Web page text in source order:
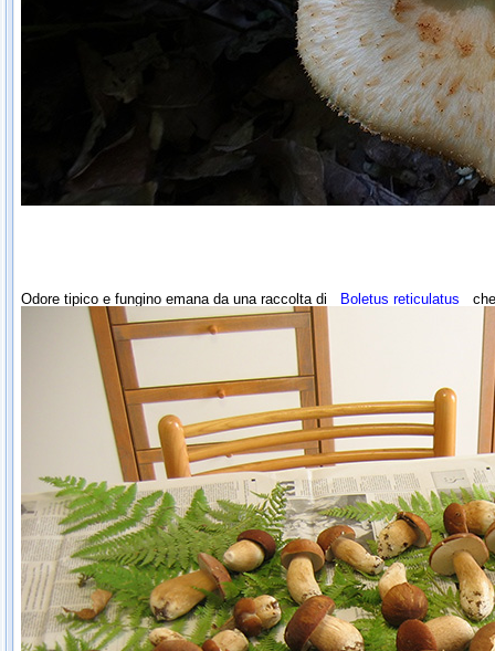
Odore tipico e fungino emana da una raccolta di Boletus reticulatus che